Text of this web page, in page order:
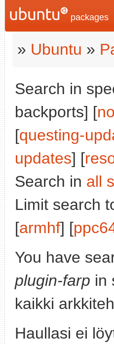
packages
» Ubuntu »
Search in
backports] [
[questing-
updates] [
Search in all
Limit search
[armhf] [
You have
plugin-farp in
kaikki
Haullasi ei